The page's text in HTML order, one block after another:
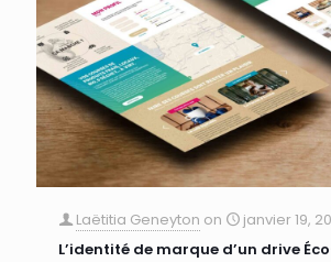
Laëtitia Geneyton on
janvier 19,
L’identité de marque d’un drive